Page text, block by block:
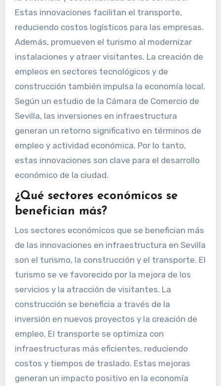
Estas innovaciones facilitan el transporte,
reduciendo costos logísticos para las empresas.
Además, promueven el turismo al modernizar
instalaciones y atraer visitantes. La creación de
empleos en sectores tecnológicos y de
construcción también impulsa la economía local.
Según un estudio de la Cámara de Comercio de
Sevilla, las inversiones en infraestructura
generan un retorno significativo en términos de
empleo y actividad económica. Por lo tanto,
estas innovaciones son clave para el desarrollo
económico de la ciudad.
¿Qué sectores económicos se
benefician más?
Los sectores económicos que se benefician más
de las innovaciones en infraestructura en Sevilla
son el turismo, la construcción y el transporte. El
turismo se ve favorecido por la mejora de los
servicios y la atracción de visitantes. La
construcción se beneficia a través de la
inversión en nuevos proyectos y la creación de
empleo. El transporte se optimiza con
infraestructuras más eficientes, reduciendo
costos y tiempos de traslado. Estas mejoras
generan un impacto positivo en la economía